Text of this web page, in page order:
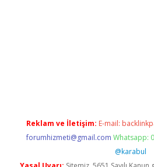
Reklam ve İletişim: E-mail:
forumhizmeti@gmail.com Whatsapp:
@karabul